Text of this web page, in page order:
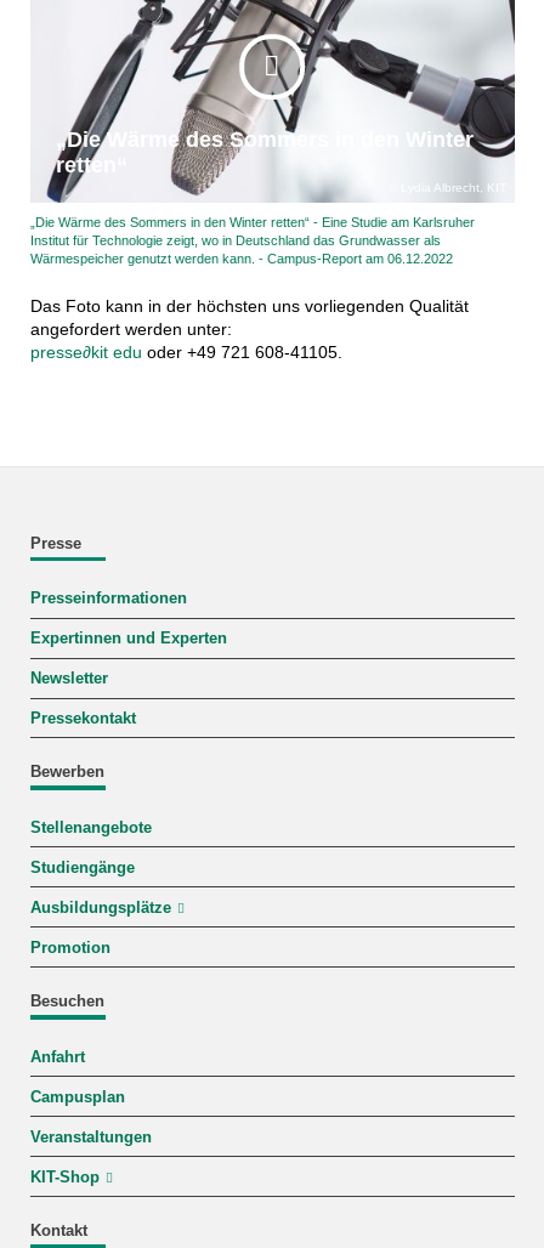
„Die Wärme des Sommers in den Winter
retten“
Lydia Albrecht, KIT
„Die Wärme des Sommers in den Winter retten“ - Eine Studie am Karlsruher
Institut für Technologie zeigt, wo in Deutschland das Grundwasser als
Wärmespeicher genutzt werden kann. - Campus-Report am 06.12.2022
Das Foto kann in der höchsten uns vorliegenden Qualität
angefordert werden unter:
presse∂kit edu oder +49 721 608-41105.
Presse
Presseinformationen
Expertinnen und Experten
Newsletter
Pressekontakt
Bewerben
Stellenangebote
Studiengänge
Ausbildungsplätze
Promotion
Besuchen
Anfahrt
Campusplan
Veranstaltungen
KIT-Shop
Kontakt